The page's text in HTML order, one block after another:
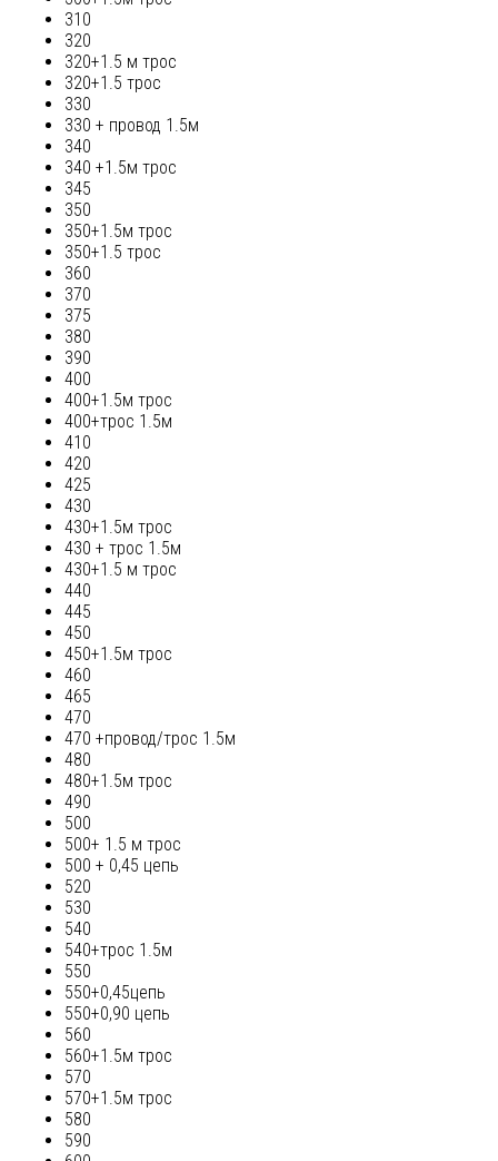
310
320
320+1.5 м трос
320+1.5 трос
330
330 + провод 1.5м
340
340 +1.5м трос
345
350
350+1.5м трос
350+1.5 трос
360
370
375
380
390
400
400+1.5м трос
400+трос 1.5м
410
420
425
430
430+1.5м трос
430 + трос 1.5м
430+1.5 м трос
440
445
450
450+1.5м трос
460
465
470
470 +провод/трос 1.5м
480
480+1.5м трос
490
500
500+ 1.5 м трос
500 + 0,45 цепь
520
530
540
540+трос 1.5м
550
550+0,45цепь
550+0,90 цепь
560
560+1.5м трос
570
570+1.5м трос
580
590